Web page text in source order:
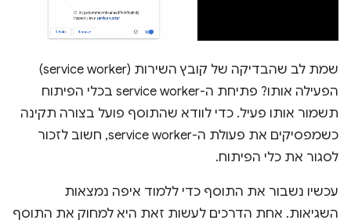
שמת לב שהבדיקה של קובץ השירות (service worker)
הפעילה אותו? פתיחת ה-service worker בכלי הפיתוח
תשמור אותו פעיל. כדי לוודא שהתוסף פועל בצורה תקינה
כשמפסיקים את פעולת ה-service worker, חשוב לזכור
לסגור את כלי הפיתוח.
עכשיו נשבור את התוסף כדי ללמוד איפה נמצאות
השגיאות. אחת הדרכים לעשות זאת היא למחוק את התוסף